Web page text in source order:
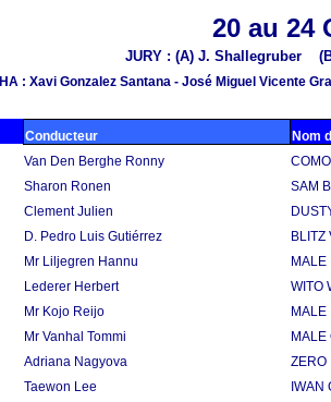
20 au 24
JURY : (A) J. Shallegruber
HA : Xavi Gonzalez Santana - José Miguel Vicente
Conducteur Nom
Van Den Berghe Ronny
Sharon Ronen SAM
Clement Julien
D. Pedro Luis Gutiérrez BLITZ
Mr Liljegren Hannu MALE
Lederer Herbert WITO
Mr Kojo Reijo MALE
Mr Vanhal Tommi MALE
Adriana Nagyova ZERO
Taewon Lee IWAN